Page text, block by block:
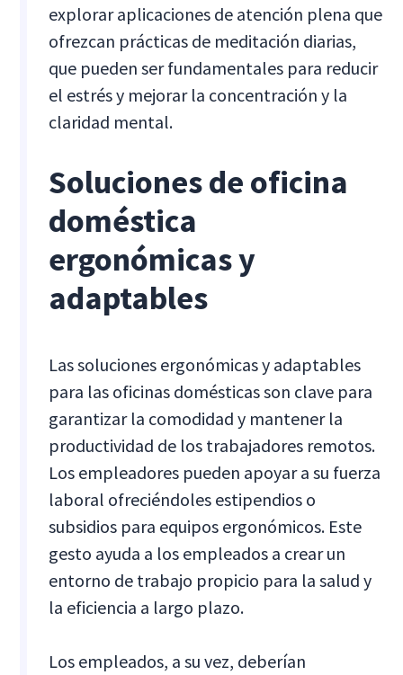
explorar aplicaciones de atención plena que
ofrezcan prácticas de meditación diarias,
que pueden ser fundamentales para reducir
el estrés y mejorar la concentración y la
claridad mental.
Soluciones de oficina
doméstica
ergonómicas y
adaptables
Las soluciones ergonómicas y adaptables
para las oficinas domésticas son clave para
garantizar la comodidad y mantener la
productividad de los trabajadores remotos.
Los empleadores pueden apoyar a su fuerza
laboral ofreciéndoles estipendios o
subsidios para equipos ergonómicos. Este
gesto ayuda a los empleados a crear un
entorno de trabajo propicio para la salud y
la eficiencia a largo plazo.
Los empleados, a su vez, deberían